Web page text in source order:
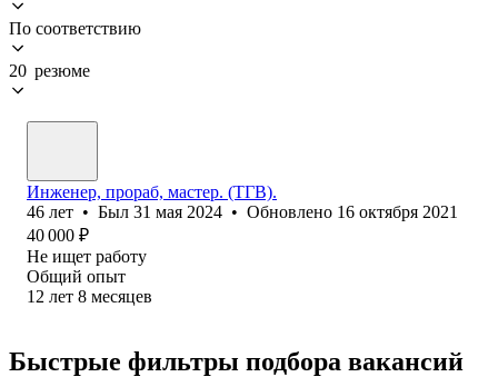
По соответствию
20 резюме
Инженер, прораб, мастер. (ТГВ).
46 лет • Был 31 мая 2024 • Обновлено 16 октября 2021
40 000 ₽
Не ищет работу
Общий опыт
12 лет 8 месяцев
Быстрые фильтры подбора вакансий